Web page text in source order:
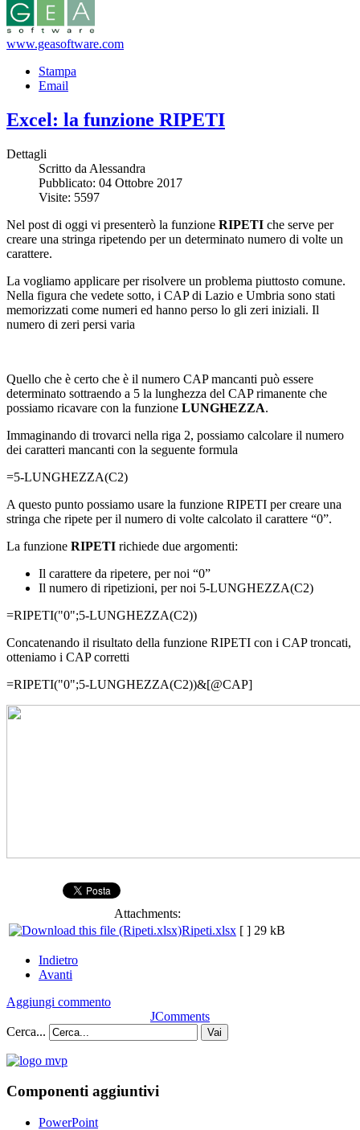
www.geasoftware.com
Stampa
Email
Excel: la funzione RIPETI
Dettagli
Scritto da Alessandra
Pubblicato: 04 Ottobre 2017
Visite: 5597
Nel post di oggi vi presenterò la funzione RIPETI che serve per
creare una stringa ripetendo per un determinato numero di volte un
carattere.
La vogliamo applicare per risolvere un problema piuttosto comune.
Nella figura che vedete sotto, i CAP di Lazio e Umbria sono stati
memorizzati come numeri ed hanno perso lo gli zeri iniziali. Il
numero di zeri persi varia
Quello che è certo che è il numero CAP mancanti può essere
determinato sottraendo a 5 la lunghezza del CAP rimanente che
possiamo ricavare con la funzione LUNGHEZZA.
Immaginando di trovarci nella riga 2, possiamo calcolare il numero
dei caratteri mancanti con la seguente formula
=5-LUNGHEZZA(C2)
A questo punto possiamo usare la funzione RIPETI per creare una
stringa che ripete per il numero di volte calcolato il carattere “0”.
La funzione RIPETI richiede due argomenti:
Il carattere da ripetere, per noi “0”
Il numero di ripetizioni, per noi 5-LUNGHEZZA(C2)
=RIPETI("0";5-LUNGHEZZA(C2))
Concatenando il risultato della funzione RIPETI con i CAP troncati,
otteniamo i CAP corretti
=RIPETI("0";5-LUNGHEZZA(C2))&[@CAP]
Attachments:
Ripeti.xlsx [ ] 29 kB
Indietro
Avanti
Aggiungi commento
JComments
Cerca...
Vai
Componenti aggiuntivi
PowerPoint